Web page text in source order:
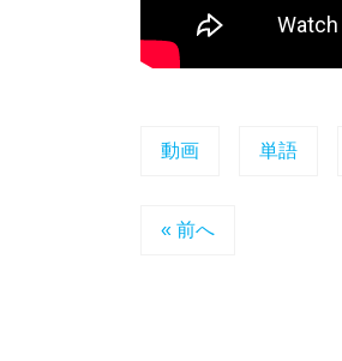
動画 単語
« 前へ